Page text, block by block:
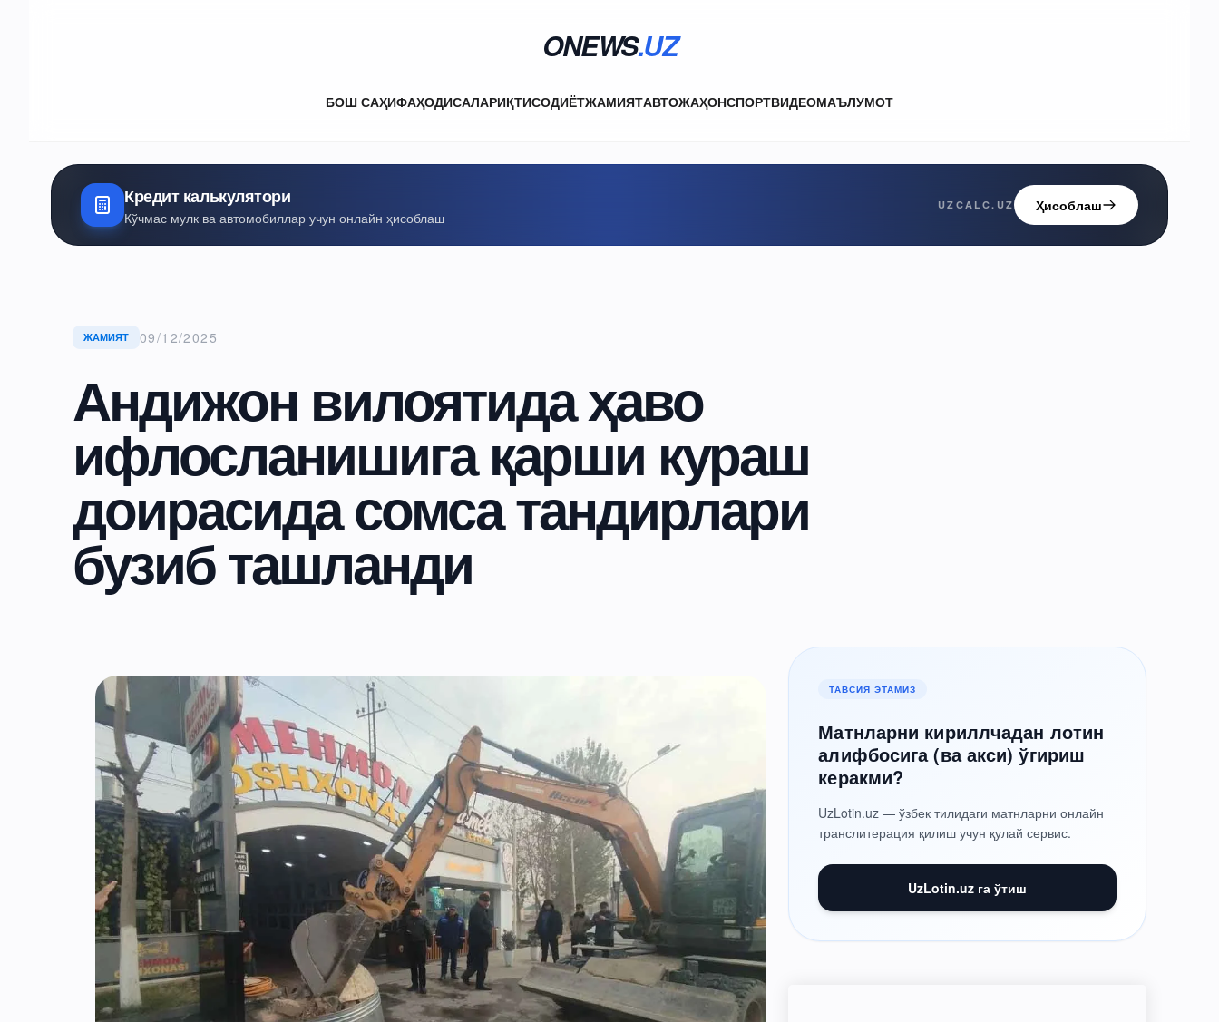
ONEWS.UZ
БОШ САҲИФАҲОДИСАЛАРИҚТИСОДИЁТЖАМИЯТАВТОЖАҲОНСПОРТВИДЕОМАЪЛУМОТ
Кредит калькулятори
Кўчмас мулк ва автомобиллар учун онлайн ҳисоблаш
UZCALC.UZ Ҳисоблаш
ЖАМИЯТ 09/12/2025
Андижон вилоятида ҳаво
ифлосланишига қарши кураш
доирасида сомса тандирлари
бузиб ташланди
ТАВСИЯ ЭТАМИЗ
Матнларни кириллчадан лотин
алифбосига (ва акси) ўгириш
керакми?
UzLotin.uz — ўзбек тилидаги матнларни онлайн
транслитерация қилиш учун қулай сервис.
UzLotin.uz га ўтиш